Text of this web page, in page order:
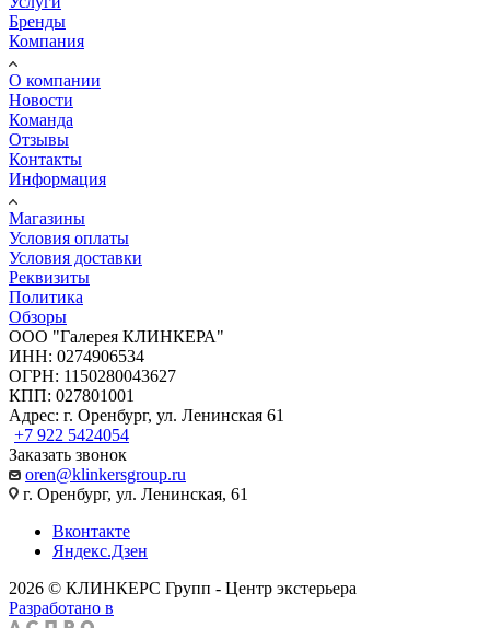
Бренды
Компания
О компании
Новости
Команда
Отзывы
Контакты
Информация
Магазины
Условия оплаты
Условия доставки
Реквизиты
Политика
Обзоры
ООО "Галерея КЛИНКЕРА"
ИНН: 0274906534
ОГРН: 1150280043627
КПП: 027801001
Адрес: г. Оренбург, ул. Ленинская 61
+7 922 5424054
Заказать звонок
oren@klinkersgroup.ru
г. Оренбург, ул. Ленинская, 61
Вконтакте
Яндекс.Дзен
2026 © КЛИНКЕРС Групп - Центр экстерьера
Разработано в